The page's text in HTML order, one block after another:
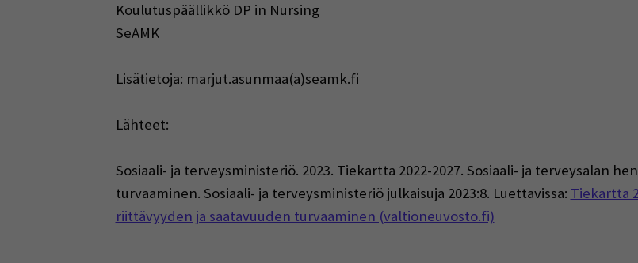
Koulutuspäällikkö DP in Nursing
SeAMK
Lisätietoja: marjut.asunmaa(a)seamk.fi
Lähteet:
Sosiaali- ja terveysministeriö. 2023. Tiekartta 2022-2027. Sosiaali- ja terveysalan
turvaaminen. Sosiaali- ja terveysministeriö julkaisuja 2023:8. Luettavissa: Tiekartta
riittävyyden ja saatavuuden turvaaminen (valtioneuvosto.fi)